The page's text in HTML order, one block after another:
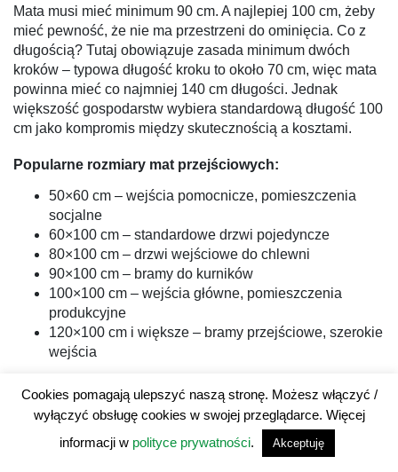
Mata musi mieć minimum 90 cm. A najlepiej 100 cm, żeby
mieć pewność, że nie ma przestrzeni do ominięcia. Co z
długością? Tutaj obowiązuje zasada minimum dwóch
kroków – typowa długość kroku to około 70 cm, więc mata
powinna mieć co najmniej 140 cm długości. Jednak
większość gospodarstw wybiera standardową długość 100
cm jako kompromis między skutecznością a kosztami.
Popularne rozmiary mat przejściowych:
50×60 cm – wejścia pomocnicze, pomieszczenia
socjalne
60×100 cm – standardowe drzwi pojedyncze
80×100 cm – drzwi wejściowe do chlewni
90×100 cm – bramy do kurników
100×100 cm – wejścia główne, pomieszczenia
produkcyjne
120×100 cm i większe – bramy przejściowe, szerokie
wejścia
Maty przejazdowe
Tutaj kalkulacja jest bardziej skomplikowana. Potrzebujesz
Cookies pomagają ulepszyć naszą stronę. Możesz włączyć /
wyłączyć obsługę cookies w swojej przeglądarce. Więcej
informacji w polityce prywatności. Akceptuję